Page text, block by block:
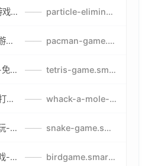
极简解压粒子消除游戏-免费H5粒子消除在线游戏 —— particle-elimination-game.smartwatchmanufacturer.cn
经典吃豆人H5在线游戏-5关挑战BOSS机枪决战版吃豆人怪兽游戏 —— pacman-game.smartwatchmanufacturer.cn
俄罗斯方块H5游戏-免费获取俄罗斯方块攻略-俄罗斯方块怪兽游戏策略 —— tetris-game.smartwatchmanufacturer.cn
打地鼠游戏-免费玩打地鼠H5网页游戏-打地鼠游戏官网 —— whack-a-mole-game.smartwatchmanufacturer.cn
H5贪吃蛇游戏免费玩-最好的网页在线贪吃蛇游戏-贪吃蛇H5游戏攻略 —— snake-game.smartwatchmanufacturer.cn
H5小鸟闯障碍物游戏-网页在线游戏小鸟闯关 —— birdgame.smartwatchmanufacturer.cn